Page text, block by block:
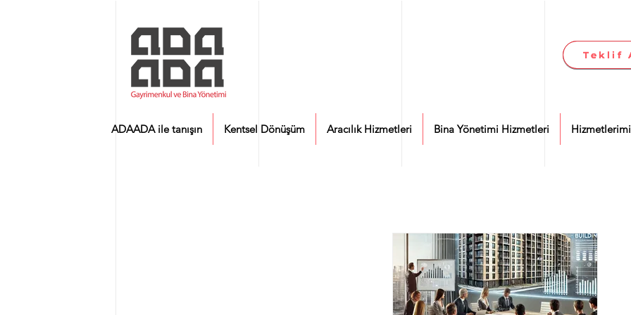
Teklif
Teklif
ADAADA ile tanışın Kentsel Dönüşüm Aracılık Hizmetleri Bina Yönetimi Hizmetleri